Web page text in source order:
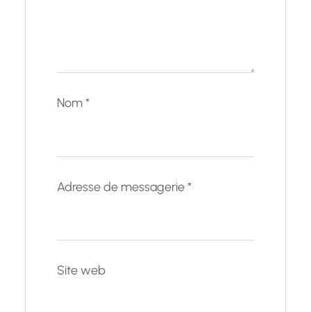
Nom*
Adresse de messagerie*
Site web